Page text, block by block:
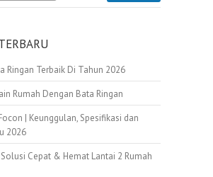
Ringan Terbaik Di Tahun 2026
Rumah Dengan Bata Ringan
| Keunggulan, Spesifikasi dan
2026
Cepat & Hemat Lantai 2 Rumah